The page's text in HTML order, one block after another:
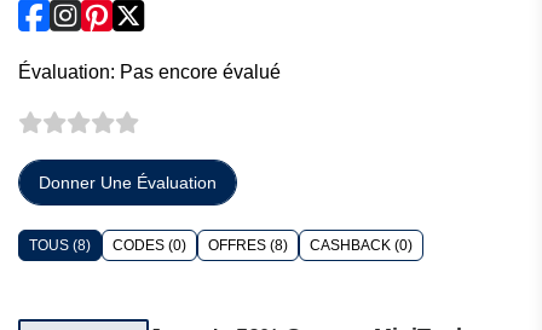
Évaluation: Pas encore évalué
Donner Une Évaluation
TOUS (8) CODES (0) OFFRES (8) CASHBACK (0)